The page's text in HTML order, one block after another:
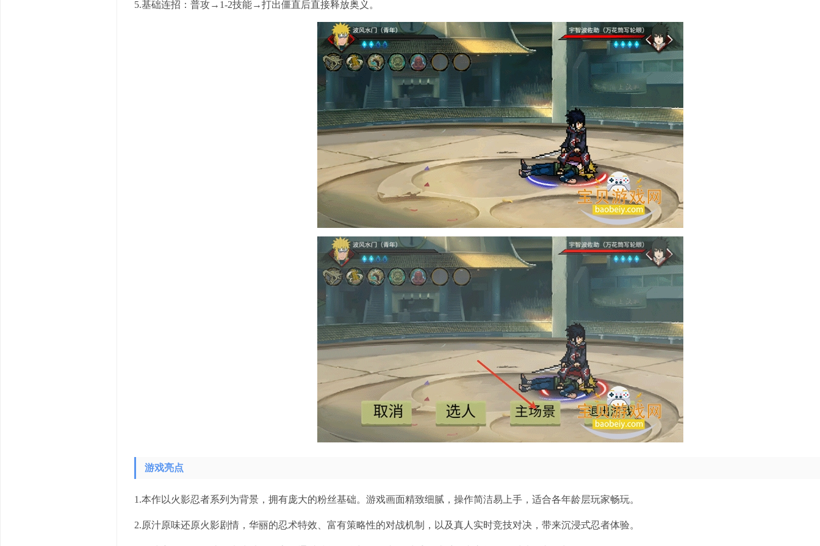
5.基础连招：普攻→1-2技能→打出僵直后直接释放奥义。
游戏亮点
1.本作以火影忍者系列为背景，拥有庞大的粉丝基础。游戏画面精致细腻，操作简洁易上手，适合各年龄层玩家畅玩。
2.原汁原味还原火影剧情，华丽的忍术特效、富有策略性的对战机制，以及真人实时竞技对决，带来沉浸式忍者体验。